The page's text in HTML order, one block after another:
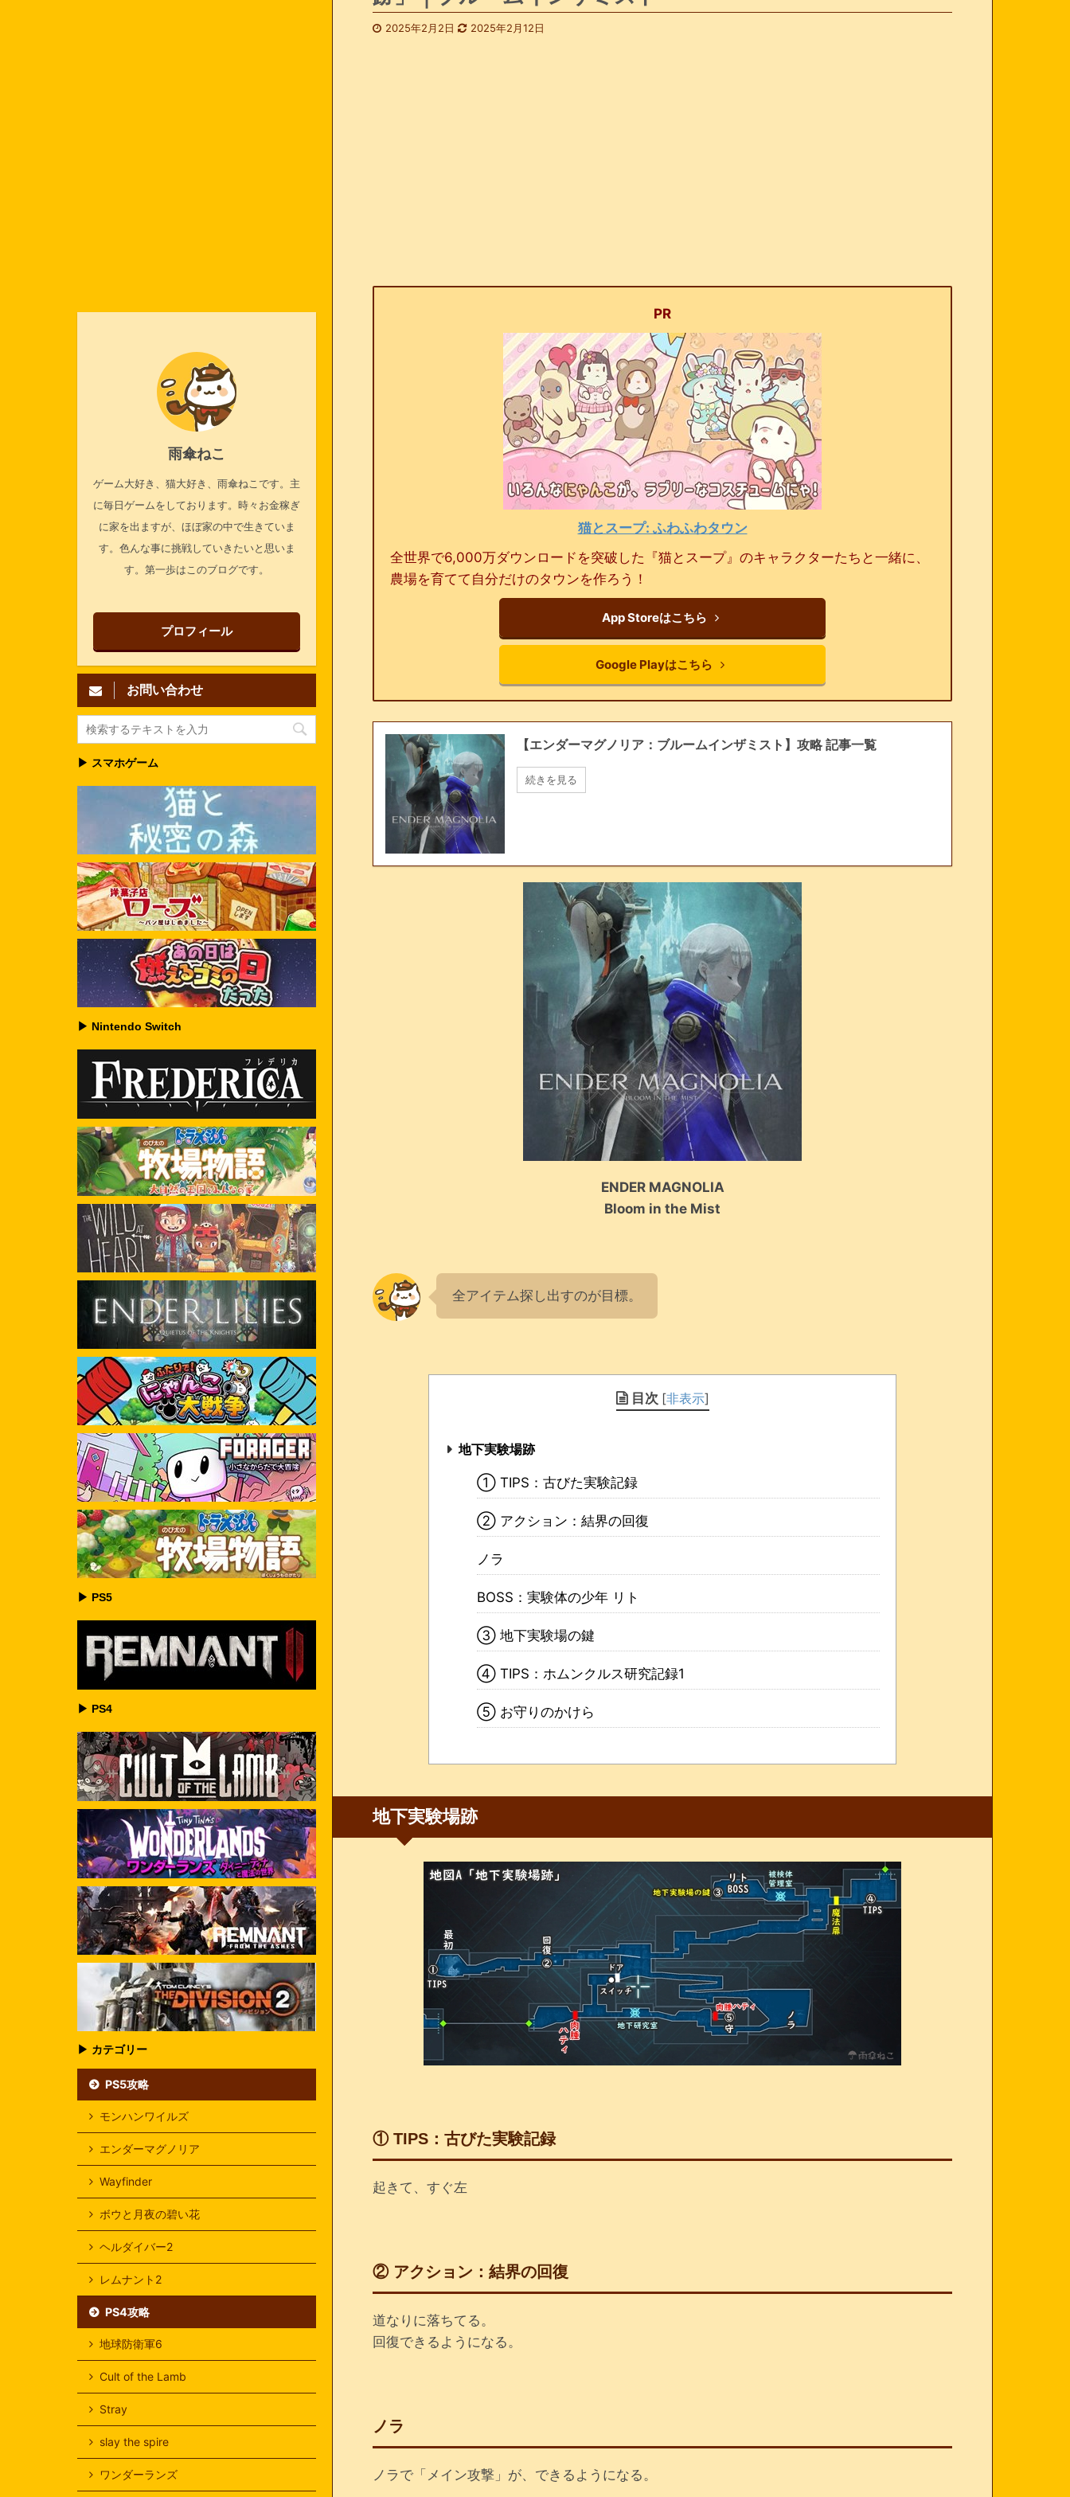
2025年2月2日 2025年2月12日
PR
猫とスープ: ふわふわタウン
全世界で6,000万ダウンロードを突破した『猫とスープ』のキャラクターたちと一緒に、
農場を育てて自分だけのタウンを作ろう！
App Storeはこちら
Google Playはこちら
【エンダーマグノリア：ブルームインザミスト】攻略 記事一覧
続きを見る
ENDER MAGNOLIA
Bloom in the Mist
全アイテム探し出すのが目標。
目次 [非表示]
地下実験場跡
① TIPS：古びた実験記録
② アクション：結界の回復
ノラ
BOSS：実験体の少年 リト
③ 地下実験場の鍵
④ TIPS：ホムンクルス研究記録1
⑤ お守りのかけら
地下実験場跡
① TIPS：古びた実験記録
起きて、すぐ左
② アクション：結界の回復
道なりに落ちてる。
回復できるようになる。
ノラ
ノラで「メイン攻撃」が、できるようになる。
雨傘ねこ
ゲーム大好き、猫大好き、雨傘ねこです。主
に毎日ゲームをしております。時々お金稼ぎ
に家を出ますが、ほぼ家の中で生きていま
す。色んな事に挑戦していきたいと思いま
す。第一歩はこのブログです。
プロフィール
お問い合わせ
▶ スマホゲーム
▶ Nintendo Switch
▶ PS5
▶ PS4
▶ カテゴリー
PS5攻略
モンハンワイルズ
エンダーマグノリア
Wayfinder
ボウと月夜の碧い花
ヘルダイバー2
レムナント2
PS4攻略
地球防衛軍6
Cult of the Lamb
Stray
slay the spire
ワンダーランズ